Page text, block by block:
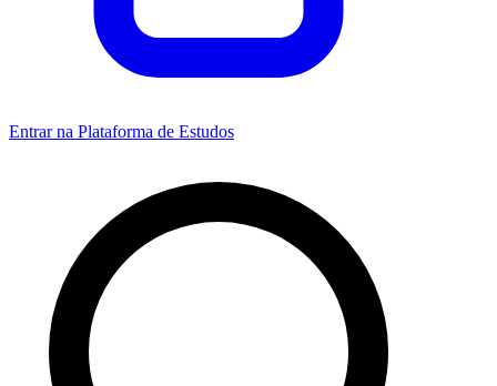
Entrar na Plataforma de Estudos